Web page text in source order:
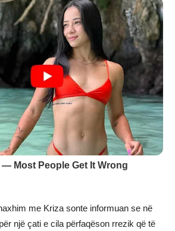
me Kriza sonte informuan se në
një çati e cila përfaqëson rrezik që të